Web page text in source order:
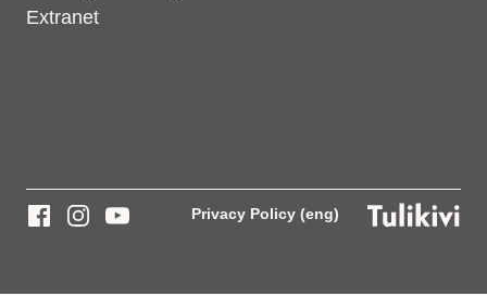
Extranet
Privacy Policy (eng)